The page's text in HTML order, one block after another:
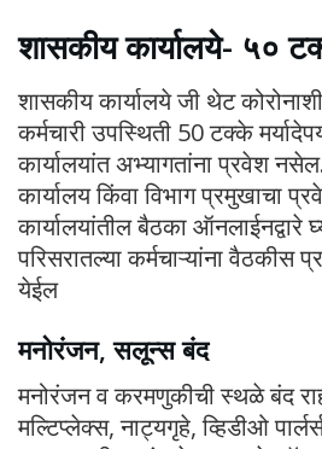
शासकीय कार्यालये- ५०
शासकीय कार्यालये जी थेट
कर्मचारी उपस्थिती 50 टक्के
कार्यालयांत अभ्यागतांना प्रवेश
कार्यालय किंवा विभाग प्रमुखाचा
कार्यालयांतील बैठका ऑनलाईनद्वारे
परिसरातल्या कर्मचाऱ्यांना वैठकीस
येईल
मनोरंजन, सलून्स बंद
मनोरंजन व करमणुकीची स्थळे बंद
मल्टिप्लेक्स, नाट्यगृहे, व्हिडीओ